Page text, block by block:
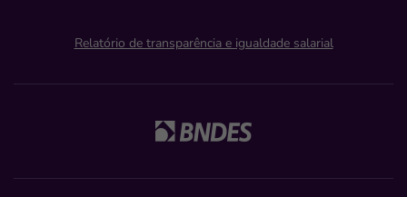
Relatório de transparência e igualdade salarial